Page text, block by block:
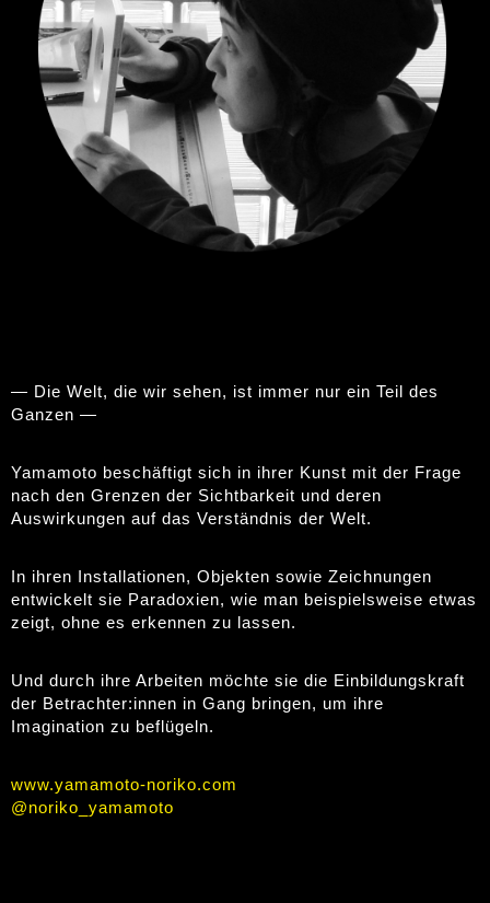
— Die Welt, die wir sehen, ist immer nur ein Teil des
Ganzen —
Yamamoto beschäftigt sich in ihrer Kunst mit der Frage
nach den Grenzen der Sichtbarkeit und deren
Auswirkungen auf das Verständnis der Welt.
In ihren Installationen, Objekten sowie Zeichnungen
entwickelt sie Paradoxien, wie man beispielsweise etwas
zeigt, ohne es erkennen zu lassen.
Und durch ihre Arbeiten möchte sie die Einbildungskraft
der Betrachter:innen in Gang bringen, um ihre
Imagination zu beflügeln.
www.yamamoto-noriko.com
@noriko_yamamoto